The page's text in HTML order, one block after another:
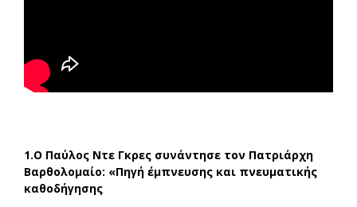
1.Ο Παύλος Ντε Γκρες συνάντησε τον Πατριάρχη
Βαρθολομαίο: «Πηγή έμπνευσης και πνευματικής
καθοδήγησης